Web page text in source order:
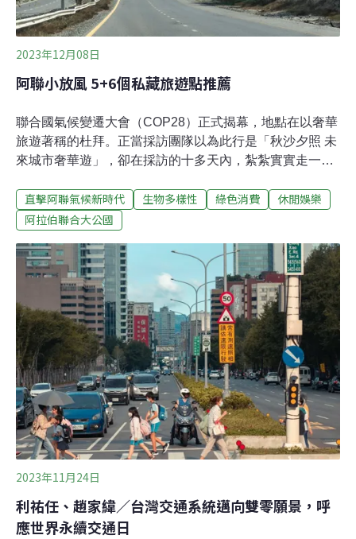
2023年12月08日
阿聯小放風 5+6個私藏旅遊點推薦
聯合國氣候變遷大會（COP28）正式揭幕，地點在以奢華
旅遊著稱的杜拜。正當採訪團隊以為此行是「秋沙夕照 未
來城市奢華遊」，卻在採訪的十多天內，紮紮實實走一遍
景點，因而有了這篇小集錦的誕生。我們希望能讓更多人
看到除了一般走馬看花的觀光行程與旅遊勝地杜拜之外，
面向。環境資訊中心實地走訪 近距離感受阿聯的風景國家
水族館（The National Aquarium）位在阿布達比市區的國
家水族館，交通便利，是當地重要的生態教育、救援和復
育空間。這裡棲息著超過4萬6000隻來自世界各地的海洋
生物、爬蟲類、鳥類及哺乳類動物。館內1樓的海龜值得
你多看一眼，牠們是水族館與阿布達比環境署救回的擱淺
海龜，暫時留在館內接受治療與照護，等待著重返大海的
那一天。到訪的旅客別只在一樓逗留，二樓可以看海龜救
援跟復育的情況。
直擊阿聯氣候新時代 生物多樣性 綠色消費
休閒娛樂
阿拉伯聯合大公國
2023年11月24日
利祐任、趙家緯／台灣交通系統邁向雙零願景，呼
應世界永續交通日